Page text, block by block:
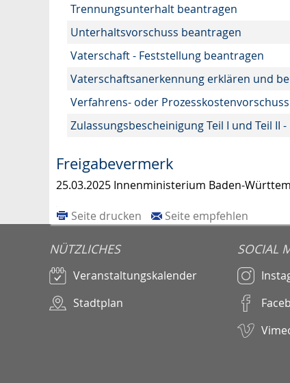
Trennungsunterhalt beantragen
Unterhaltsvorschuss beantragen
Vaterschaft - Feststellung beantragen
Vaterschaftsanerkennung erklären und
Verfahrens- oder
Zulassungsbescheinigung Teil I und Teil II
Freigabevermerk
25.03.2025 Innenministerium Baden-
Seite drucken Seite empfehlen
NÜTZLICHES
Veranstaltungskalender
Stadtplan
SOCIAL